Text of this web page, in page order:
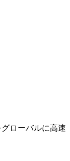
ローバルに高速